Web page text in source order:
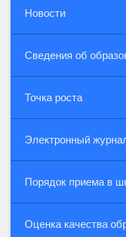
Новости
Сведения об
Точка роста
Электронный
Порядок приема в
Оценка качества